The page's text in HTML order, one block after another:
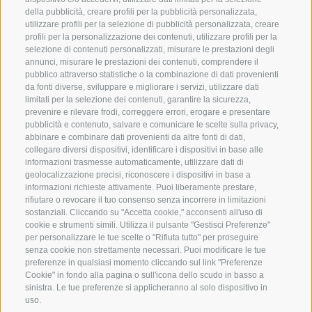
della pubblicità, creare profili per la pubblicità personalizzata,
utilizzare profili per la selezione di pubblicità personalizzata, creare
profili per la personalizzazione dei contenuti, utilizzare profili per la
selezione di contenuti personalizzati, misurare le prestazioni degli
annunci, misurare le prestazioni dei contenuti, comprendere il
pubblico attraverso statistiche o la combinazione di dati provenienti
da fonti diverse, sviluppare e migliorare i servizi, utilizzare dati
limitati per la selezione dei contenuti, garantire la sicurezza,
prevenire e rilevare frodi, correggere errori, erogare e presentare
pubblicità e contenuto, salvare e comunicare le scelte sulla privacy,
abbinare e combinare dati provenienti da altre fonti di dati,
collegare diversi dispositivi, identificare i dispositivi in base alle
informazioni trasmesse automaticamente, utilizzare dati di
geolocalizzazione precisi, riconoscere i dispositivi in base a
informazioni richieste attivamente. Puoi liberamente prestare,
rifiutare o revocare il tuo consenso senza incorrere in limitazioni
sostanziali. Cliccando su "Accetta cookie," acconsenti all'uso di
cookie e strumenti simili. Utilizza il pulsante "Gestisci Preferenze"
per personalizzare le tue scelte o "Rifiuta tutto" per proseguire
senza cookie non strettamente necessari. Puoi modificare le tue
preferenze in qualsiasi momento cliccando sul link "Preferenze
Cookie" in fondo alla pagina o sull'icona dello scudo in basso a
sinistra. Le tue preferenze si applicheranno al solo dispositivo in
uso.
Origine
Expertise
Sostensibilità
Prodotti e Marchi
Codice etico
Modello organizzativo
Whistleblowing
SOCIAL MEDIA
LinkedIn